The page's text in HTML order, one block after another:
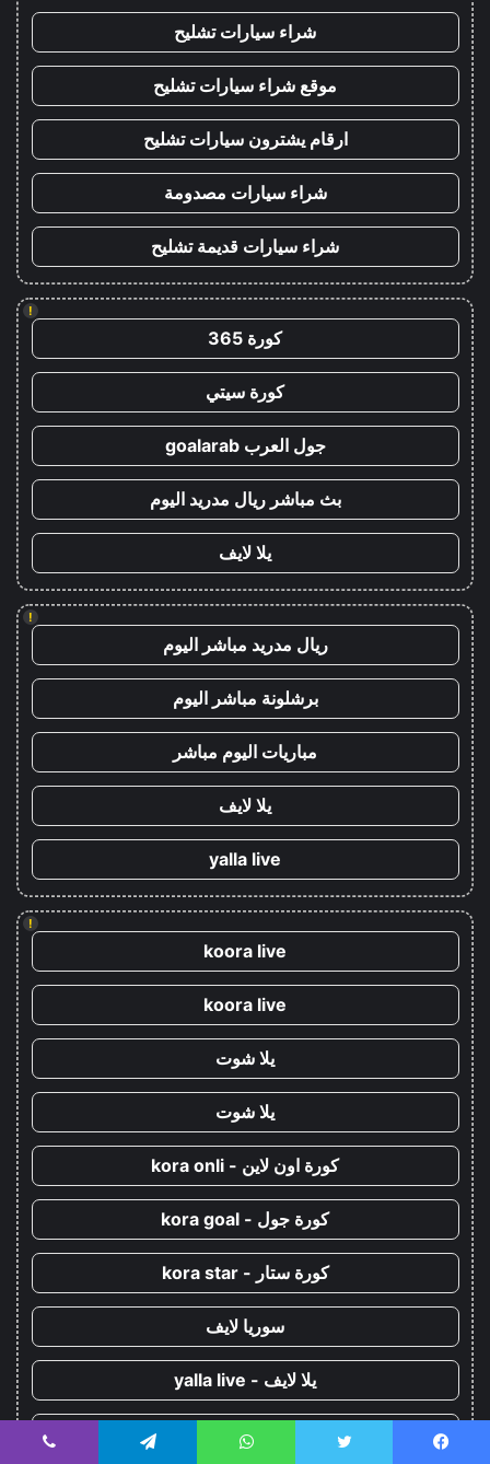
شراء سيارات تشليح
موقع شراء سيارات تشليح
ارقام يشترون سيارات تشليح
شراء سيارات مصدومة
شراء سيارات قديمة تشليح
!
كورة 365
كورة سيتي
جول العرب goalarab
بث مباشر ريال مدريد اليوم
يلا لايف
!
ريال مدريد مباشر اليوم
برشلونة مباشر اليوم
مباريات اليوم مباشر
يلا لايف
yalla live
!
koora live
koora live
يلا شوت
يلا شوت
كورة اون لاين - kora onli
كورة جول - kora goal
كورة ستار - kora star
سوريا لايف
يلا لايف - yalla live
يلا كورة - yallakora